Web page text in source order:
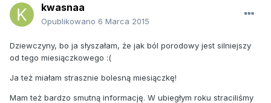
kwasnaa
Opublikowano 6 Marca 2015
Dziewczyny, bo ja słyszałam, że jak ból porodowy jest silniejszy
od tego miesiączkowego :(
Ja też miałam strasznie bolesną miesiączkę!
Mam też bardzo smutną informację. W ubiegłym roku straciliśmy